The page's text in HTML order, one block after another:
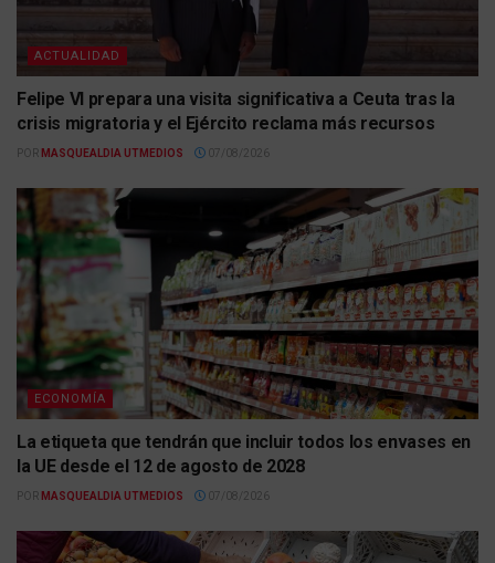
ACTUALIDAD
Felipe VI prepara una visita significativa a Ceuta tras la
crisis migratoria y el Ejército reclama más recursos
POR MASQUEALDIA UTMEDIOS 07/08/2026
ECONOMÍA
La etiqueta que tendrán que incluir todos los envases en
la UE desde el 12 de agosto de 2028
POR MASQUEALDIA UTMEDIOS 07/08/2026